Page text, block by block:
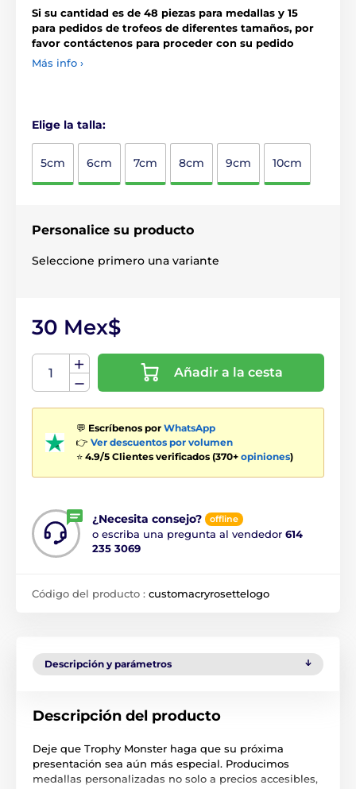
Si su cantidad es de 48 piezas para medallas y 15
para pedidos de trofeos de diferentes tamaños, por
favor contáctenos para proceder con su pedido
Más info ›
Elige la talla:
5cm 6cm 7cm 8cm 9cm 10cm
Personalice su producto
Seleccione primero una variante
30 Mex$
Añadir a la cesta
💬 Escríbenos por WhatsApp
👉 Ver descuentos por volumen
⭐ 4.9/5 Clientes verificados (370+ opiniones)
¿Necesita consejo? offline
o escriba una pregunta al vendedor 614
235 3069
Código del producto : customacryrosettelogo
Descripción y parámetros
Descripción del producto
Deje que Trophy Monster haga que su próxima
presentación sea aún más especial. Producimos
medallas personalizadas no solo a precios accesibles,